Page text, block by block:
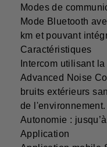
Modes de
Mode Bluetooth
km et pouvant
Caractéristiques
Intercom utilisant
Advanced Noise
bruits extérieurs
de l'environnement.
Autonomie :
Application